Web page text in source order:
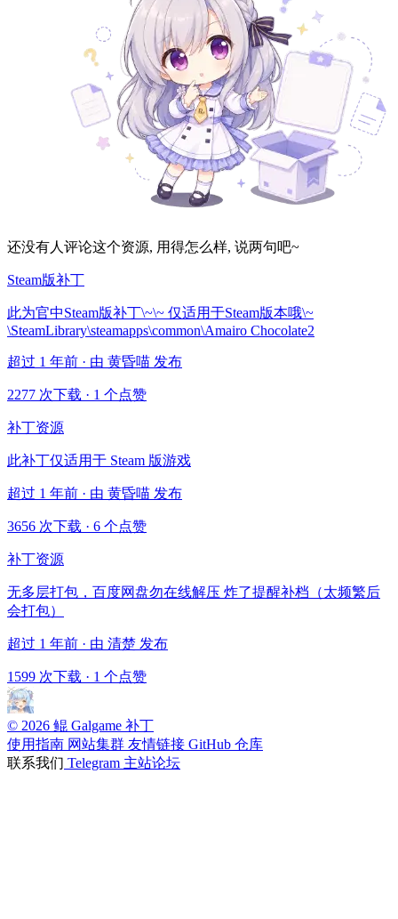
还没有人评论这个资源, 用得怎么样, 说两句吧~
Steam版补丁
此为官中Steam版补丁\~\~ 仅适用于Steam版本哦\~
\SteamLibrary\steamapps\common\Amairo Chocolate2
超过 1 年前 · 由 黄昏喵 发布
2277 次下载 · 1 个点赞
补丁资源
此补丁仅适用于 Steam 版游戏
超过 1 年前 · 由 黄昏喵 发布
3656 次下载 · 6 个点赞
补丁资源
无多层打包，百度网盘勿在线解压 炸了提醒补档（太频繁后
会打包）
超过 1 年前 · 由 清楚 发布
1599 次下载 · 1 个点赞
© 2026 鲲 Galgame 补丁
使用指南 网站集群 友情链接 GitHub 仓库
联系我们 Telegram 主站论坛